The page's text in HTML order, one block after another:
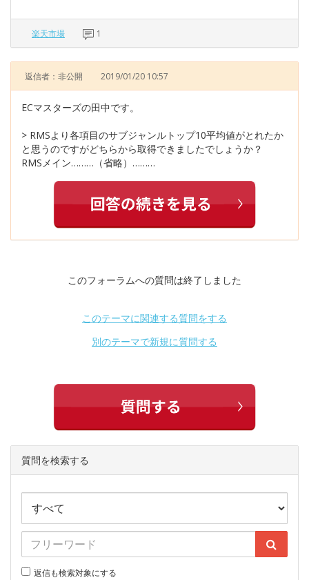
楽天市場 1
返信者：非公開 2019/01/20 10:57
ECマスターズの田中です。
> RMSより各項目のサブジャンルトップ10平均値がとれたか
と思うのですがどちらから取得できましたでしょうか？
RMSメイン………（省略）………
このフォーラムへの質問は終了しました
このテーマに関連する質問をする
別のテーマで新規に質問する
質問を検索する
返信も検索対象にする